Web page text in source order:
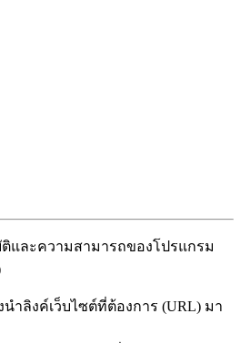
ติและความสามารถของโปรแกรม
นำลิงค์เว็บไซต์ที่ต้องการ (URL) มา